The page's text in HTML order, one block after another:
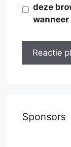
deze
Sponsors